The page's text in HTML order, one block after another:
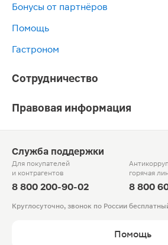
Бонусы от партнёров
Помощь
Гастроном
Сотрудничество
Правовая информация
Служба поддержки
Для покупателей
и контрагентов
8 800 200-90-02
горячая
8 800
Круглосуточно, звонок по России
Помощь